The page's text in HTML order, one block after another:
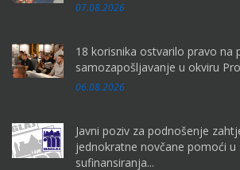
07.08.2026
18 korisnika ostvarilo pravo na
samozapošljavanje u okviru
06.08.2026
Javni poziv za podnošenje
jednokratne novčane pomoći u
sufinansiranja...